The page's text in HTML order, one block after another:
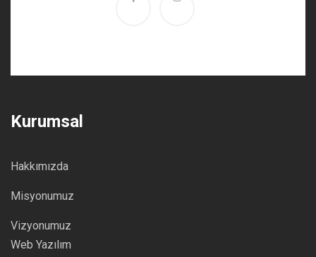
Kurumsal
Hakkımızda
Misyonumuz
Vizyonumuz
Web Yazılım